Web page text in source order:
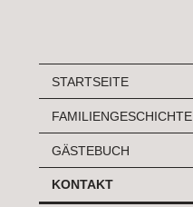
STARTSEITE
FAMILIENGESCHICHTE
GÄSTEBUCH
KONTAKT